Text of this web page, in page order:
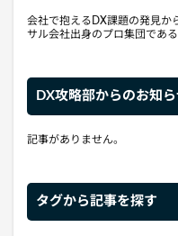
会社で抱えるDX課題の発見か
サル会社出身のプロ集団であ
DX攻略部からのお知ら
記事がありません。
タグから記事を探す